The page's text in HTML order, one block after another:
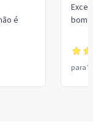
é
bom
para